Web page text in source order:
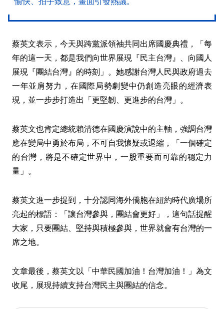
蔡英文表示，今天與跨黨派領袖共同出席國慶典禮，「每
年的這一天，都是我們向世界展現『民主台灣』、向國人
展現『團結台灣』的時刻」。她感謝台灣人民與政府過去
一年並肩努力，在國際局勢劇變中仍創造亮眼的經濟表
現，並一步步打造出「更堅韌、更進步的台灣」。
蔡英文也肯定總統賴清德在國慶演說中的主軸，強調台灣
應在變局中勇於布局，不可自我懷疑或退縮，「一個確定
的台灣，將是不確定世界中，一股重要而可靠的穩定力
量」。
蔡英文進一步提到，十分認同海外僑胞在紐約時代廣場所
亮起的標語：「讓台灣參與，團結會更好」，這句話提醒
大家，只要團結、堅持與積極參與，世界就會有台灣的一
席之地。
文章最後，蔡英文以「中華民國加油！台灣加油！」為文
收尾，展現持續支持台灣民主與團結的信念。